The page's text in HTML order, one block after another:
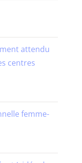
attendu
centres
femme-